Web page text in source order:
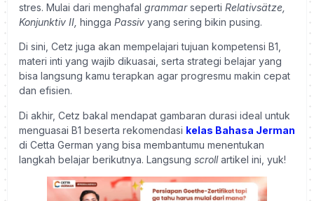
stres. Mulai dari menghafal grammarseperti Relativsätze,
Konjunktiv II, hingga Passiv yang sering bikin pusing.
Di sini, Cetz juga akan mempelajari tujuan kompetensi B1,
materi inti yang wajib dikuasai, serta strategi belajar yang
bisa langsung kamu terapkan agar progresmu makin cepat
dan efisien.
Di akhir, Cetz bakal mendapat gambaran durasi ideal untuk
menguasai B1 beserta rekomendasi kelas Bahasa Jerman
di Cetta German yang bisa membantumu menentukan
langkah belajar berikutnya. Langsung scrollartikel ini, yuk!